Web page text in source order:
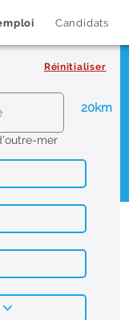
Candidats
Réinitialiser
20km
mer